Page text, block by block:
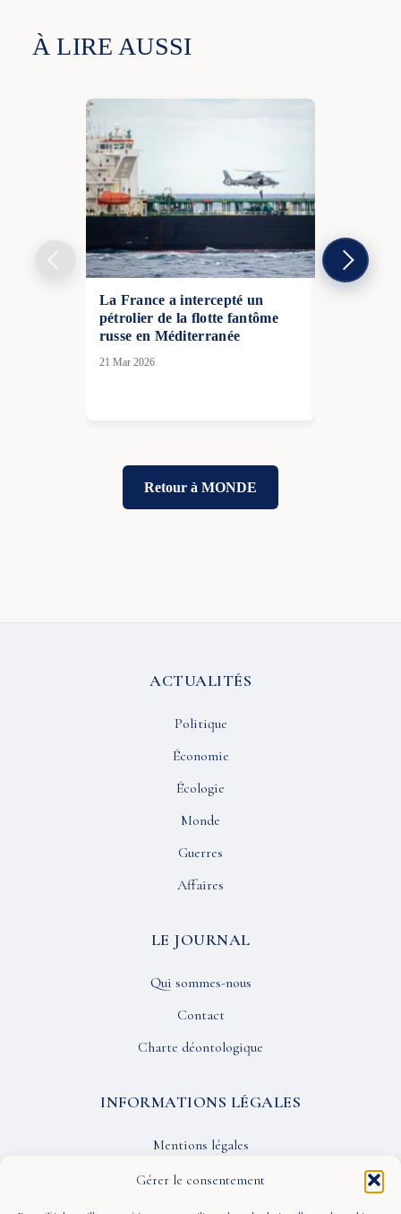
Gérer le consentement
À LIRE AUSSI
La France a intercepté un
pétrolier de la flotte fantôme
russe en Méditerranée
21 Mar 2026
Retour à MONDE
ACTUALITÉS
Politique
Économie
Écologie
Monde
Guerres
Affaires
LE JOURNAL
Qui sommes-nous
Contact
Charte déontologique
INFORMATIONS LÉGALES
Mentions légales
Confidentialité
CGU